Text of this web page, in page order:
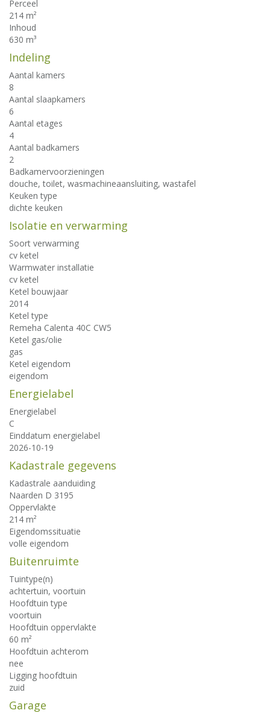
Perceel
214 m²
Inhoud
630 m³
Indeling
Aantal kamers
8
Aantal slaapkamers
6
Aantal etages
4
Aantal badkamers
2
Badkamervoorzieningen
douche, toilet, wasmachineaansluiting, wastafel
Keuken type
dichte keuken
Isolatie en verwarming
Soort verwarming
cv ketel
Warmwater installatie
cv ketel
Ketel bouwjaar
2014
Ketel type
Remeha Calenta 40C CW5
Ketel gas/olie
gas
Ketel eigendom
eigendom
Energielabel
Energielabel
C
Einddatum energielabel
2026-10-19
Kadastrale gegevens
Kadastrale aanduiding
Naarden D 3195
Oppervlakte
214 m²
Eigendomssituatie
volle eigendom
Buitenruimte
Tuintype(n)
achtertuin, voortuin
Hoofdtuin type
voortuin
Hoofdtuin oppervlakte
60 m²
Hoofdtuin achterom
nee
Ligging hoofdtuin
zuid
Garage